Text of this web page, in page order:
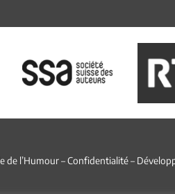
de l’Humour –Confidentialité–